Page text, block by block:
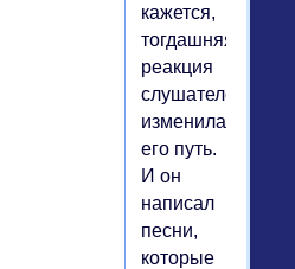
кажется,
тогдашняя
реакция
слушателей
изменила
его путь.
И он
написал
песни,
которые